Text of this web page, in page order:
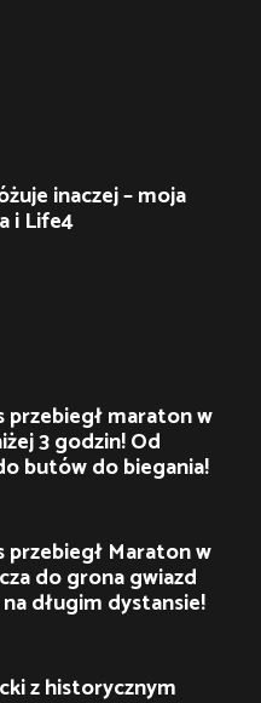
inaczej – moja
i Life4
przebiegł maraton w
3 godzin! Od
butów do biegania!
przebiegł Maraton w
do grona gwiazd
długim dystansie!
z historycznym